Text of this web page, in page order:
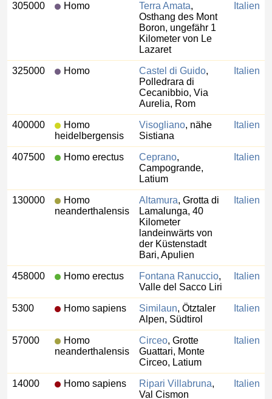
305000 Homo Terra Amata,
Osthang des Mont
Boron, ungefähr 1
Kilometer von Le
Lazaret
Italien
325000 Homo Castel di Guido,
Polledrara di
Cecanibbio, Via
Aurelia, Rom
Italien
400000
Homo
heidelbergensis
Visogliano, nähe
Sistiana
Italien
407500 Homo erectus Ceprano,
Campogrande,
Latium
Italien
130000
Homo
neanderthalensis
Altamura, Grotta di
Lamalunga, 40
Kilometer
landeinwärts von
der Küstenstadt
Bari, Apulien
Italien
458000 Homo erectus Fontana Ranuccio,
Valle del Sacco Liri
Italien
5300 Homo sapiens Similaun, Ötztaler
Alpen, Südtirol
Italien
57000
Homo
neanderthalensis
Circeo, Grotte
Guattari, Monte
Circeo, Latium
Italien
14000 Homo sapiens Ripari Villabruna,
Val Cismon
Italien